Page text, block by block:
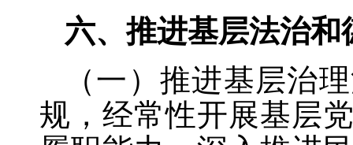
六、推进基层法治和
（一）推进基层治
规，经常性开展基层